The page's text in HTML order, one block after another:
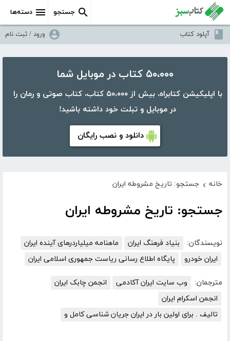
دسته‌ها جستجو
آپلود کتاب ورود / ثبت نام
۵۰،۰۰۰ کتاب در موبایل شما
با اپلیکیشن کتابراه، بیش از ۵۰،۰۰۰ کتاب، کتاب صوتی و رمان را
در موبایل و تبلت خود داشته باشید!
دانلود و نصب رایگان
خانه › جستجو: تاریخ مشروطه ایران
جستجو: تاریخ مشروطه ایران
نویسندگان: بنیاد فرهنگ ایران
ماهنامه میلیاردرهای آینده ایران
ایران خودرو
پایگاه اطلاع رسانی ریاست جمهوری اسلامی ایران
مترجمان: وب سایت ایران آکادمی
انجمن چابک ایران
انجمن اسکرام ایران
تالیف . برای اولین بار در ایران جریان شناسی کامل و